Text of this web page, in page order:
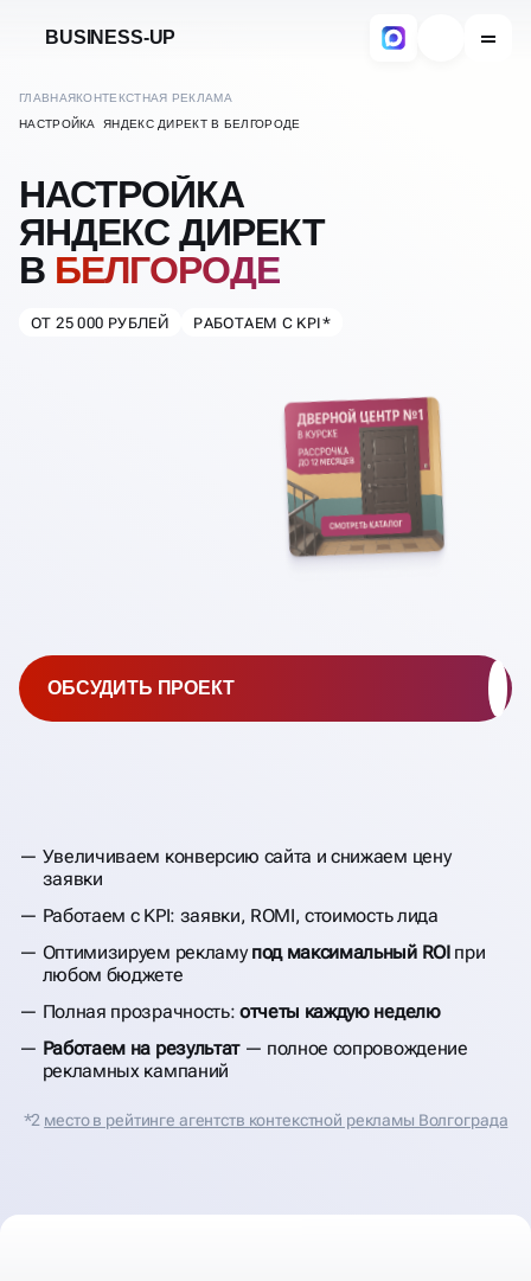
BUSINESS-UP
ГЛАВНАЯКОНТЕКСТНАЯ РЕКЛАМА
НАСТРОЙКА ЯНДЕКС ДИРЕКТ В БЕЛГОРОДЕ
НАСТРОЙКА
ЯНДЕКС ДИРЕКТ
В БЕЛГОРОДЕ
ОТ 25 000 РУБЛЕЙ РАБОТАЕМ С KPI*
Увеличиваем конверсию сайта и снижаем цену
заявки
Работаем с KPI: заявки, ROMI, стоимость лида
Оптимизируем рекламупод максимальный ROIпри
любом бюджете
Полная прозрачность: отчеты каждую неделю
Работаем на результат— полное сопровождение
рекламных кампаний
ОБСУДИТЬ ПРОЕКТ
*2 место в рейтинге агентств контекстной рекламы Волгограда